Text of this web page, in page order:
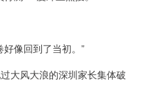
像回到了当初。”
大风大浪的深圳家长集体破